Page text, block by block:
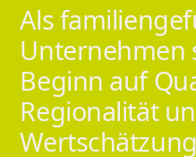
Als
Unternehmen
Beginn auf
Regionalität